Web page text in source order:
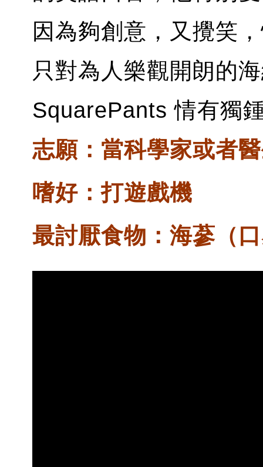
因為夠創意，又攪笑
只對為人樂觀開朗的
SquarePants 情有獨
志願：當科學家或者
嗜好：打遊戲機
最討厭食物：海蔘（